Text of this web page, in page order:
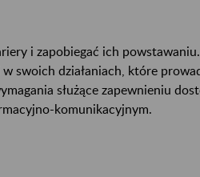
i zapobiegać ich
swoich działaniach, które
służące zapewnieniu
komunikacyjnym.